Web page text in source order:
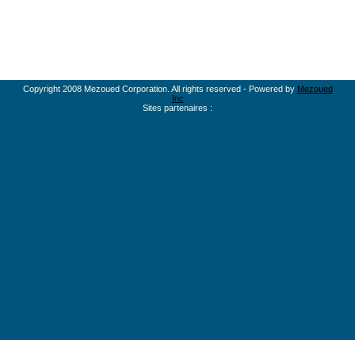
Copyright 2008 Mezoued Corporation. All rights reserved - Powered by Mezoued
Inc
Sites partenaires :